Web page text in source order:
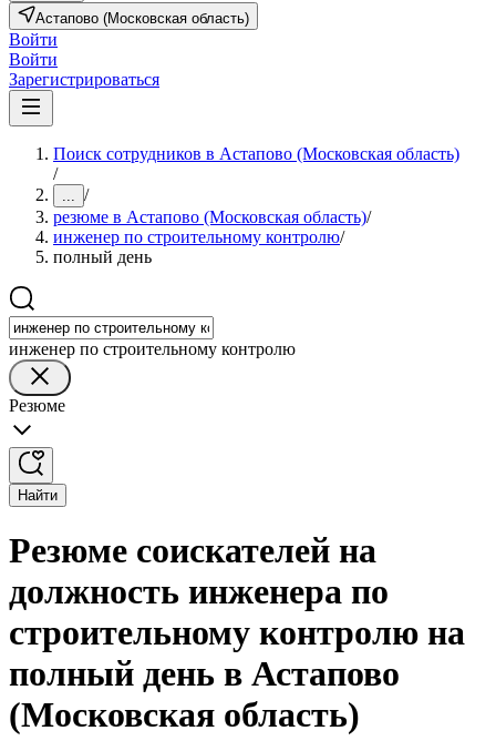
Астапово (Московская область)
Войти
Войти
Зарегистрироваться
Поиск сотрудников в Астапово (Московская область)
/
... /
резюме в Астапово (Московская область)/
инженер по строительному контролю/
полный день
инженер по строительному контролю
Резюме
Найти
Резюме соискателей на
должность инженера по
строительному контролю на
полный день в Астапово
(Московская область)